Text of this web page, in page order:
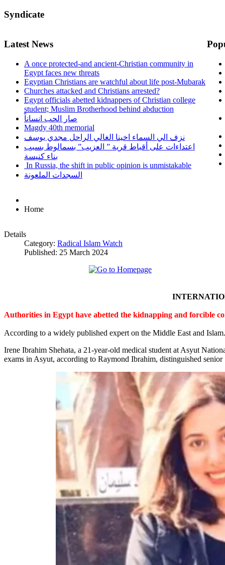
Syndicate
Latest News
A once protected-and ancient-Christian community in
Egypt faces new threats
Egyptian Christians are watchful about life post-Mubarak
Churches attacked and Christians arrested?
Egypt officials abetted kidnappers of Christian college
student; Muslim Brotherhood behind abduction
صار الحب انساناً
Magdy 40th memorial
نزف الي السماء اخينا الغالي الراحل مجدي يوسف
اعتداءات على أقباط قرية ” العزيب” بسمالوط بسبب
بناء كنيسة
In Russia, the shift in public opinion is unmistakable
السجدات الملعونة
Home
Details
Category: Radical Islam Watch
Published: 25 March 2024
Authorities in Egypt have abetted the kidnapping and forcible
According to a widely published expert on the Middle East and Islam.
Irene Ibrahim Shehata, a 21-year-old medical student at Asyut
exams in Asyut, according to Raymond Ibrahim, distinguished